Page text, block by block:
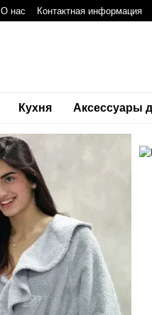
О нас Контактная информация
Кухня Аксессуары